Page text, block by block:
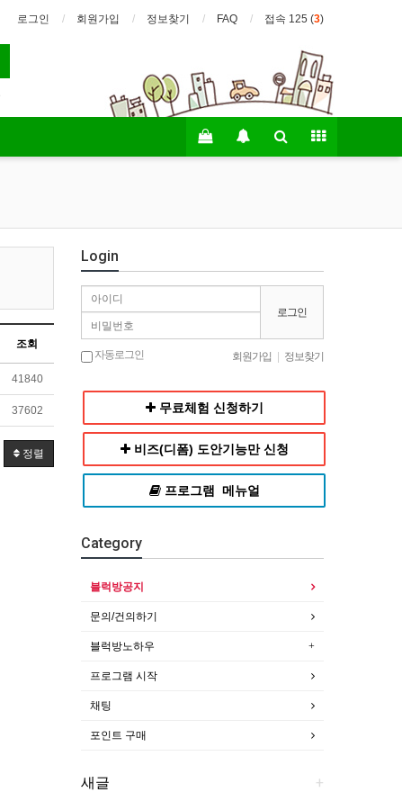
로그인 회원가입 정보찾기 FAQ 접속 125 (3)
조회
41840
37602
정렬
Login
로그인
자동로그인 회원가입 정보찾기
무료체험 신청하기
비즈(디폼) 도안기능만 신청
프로그램 메뉴얼
Category
블럭방공지
문의/건의하기
블럭방노하우
프로그램 시작
채팅
포인트 구매
+
새글